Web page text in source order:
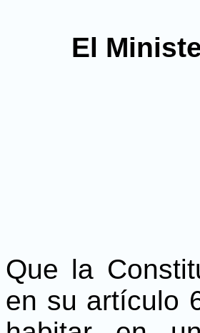
El
Que la
en su artículo